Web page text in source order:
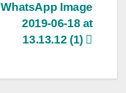
WhatsApp Image
2019-06-18 at
13.13.12 (1)